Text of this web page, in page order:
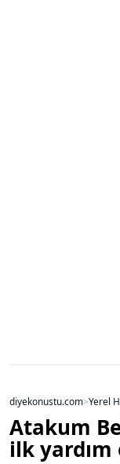
diyekonustu.com>Yerel
Atakum
ilk